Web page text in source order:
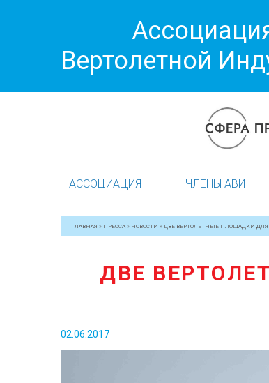
Вертолетной
АССОЦИАЦИЯ ЧЛЕНЫ АВИ
ГЛАВНАЯ » ПРЕССА » НОВОСТИ » ДВЕ ВЕРТОЛЕТНЫЕ ПЛОЩАДКИ
ДВЕ
02.06.2017